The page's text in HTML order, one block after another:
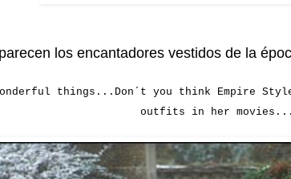
los encantadores vestidos de la
things...Don´t you think Empire Style
outfits in her movies...